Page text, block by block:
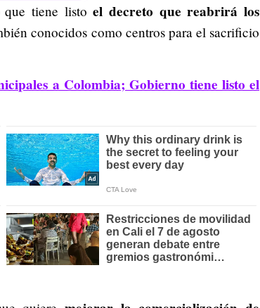
que tiene listoel decreto que reabrirá los
conocidos como centros para el sacrificio
a Colombia; Gobierno tiene listo el